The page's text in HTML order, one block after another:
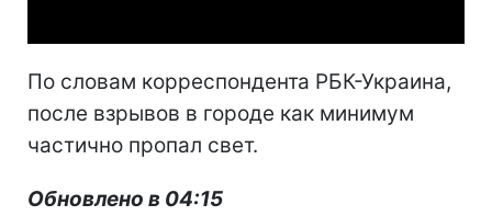
По словам корреспондента РБК-Украина,
после взрывов в городе как минимум
частично пропал свет.
Обновлено в 04:15